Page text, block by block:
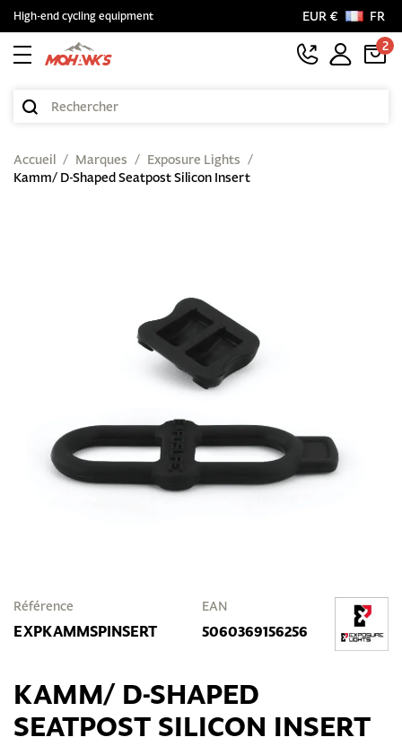
High-end cycling equipment EUR €
FR
2
Accueil Marques
Exposure Lights
Kamm/ D-Shaped Seatpost Silicon Insert
Référence
EXPKAMMSPINSERT
EAN
5060369156256
KAMM/ D-SHAPED
SEATPOST SILICON INSERT